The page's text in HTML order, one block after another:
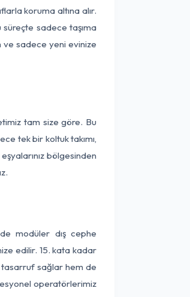
koruma altına alır.
sadece taşıma
ve sadece yeni evinize
tam size göre. Bu
tek bir koltuk takımı,
bölgesinden
modüler dış cephe
edilir. 15. kata kadar
tasarruf sağlar hem de
operatörlerimiz